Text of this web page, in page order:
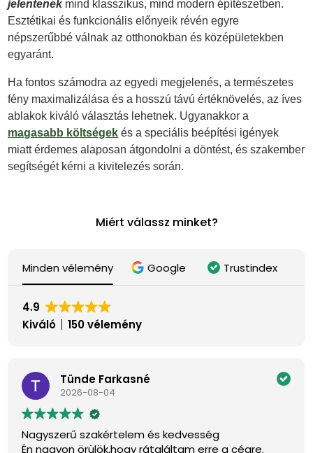
jelentenekmind klasszikus, mind modern építészetben.
Esztétikai és funkcionális előnyeik révén egyre
népszerűbbé válnak az otthonokban és középületekben
egyaránt.
Ha fontos számodra az egyedi megjelenés, a természetes
fény maximalizálása és a hosszú távú értéknövelés, az íves
ablakok kiváló választás lehetnek. Ugyanakkor a
magasabb költségek és a speciális beépítési igények
miatt érdemes alaposan átgondolni a döntést, és szakember
segítségét kérni a kivitelezés során.
Miért válassz minket?
Minden vélemény Google Trustindex
4.9
Kiváló
150 vélemény
Tünde Farkasné
2026-08-04
Nagyszerű szakértelem és kedvesség
Én nagyon örülök,hogy rátaláltam erre a cégre.